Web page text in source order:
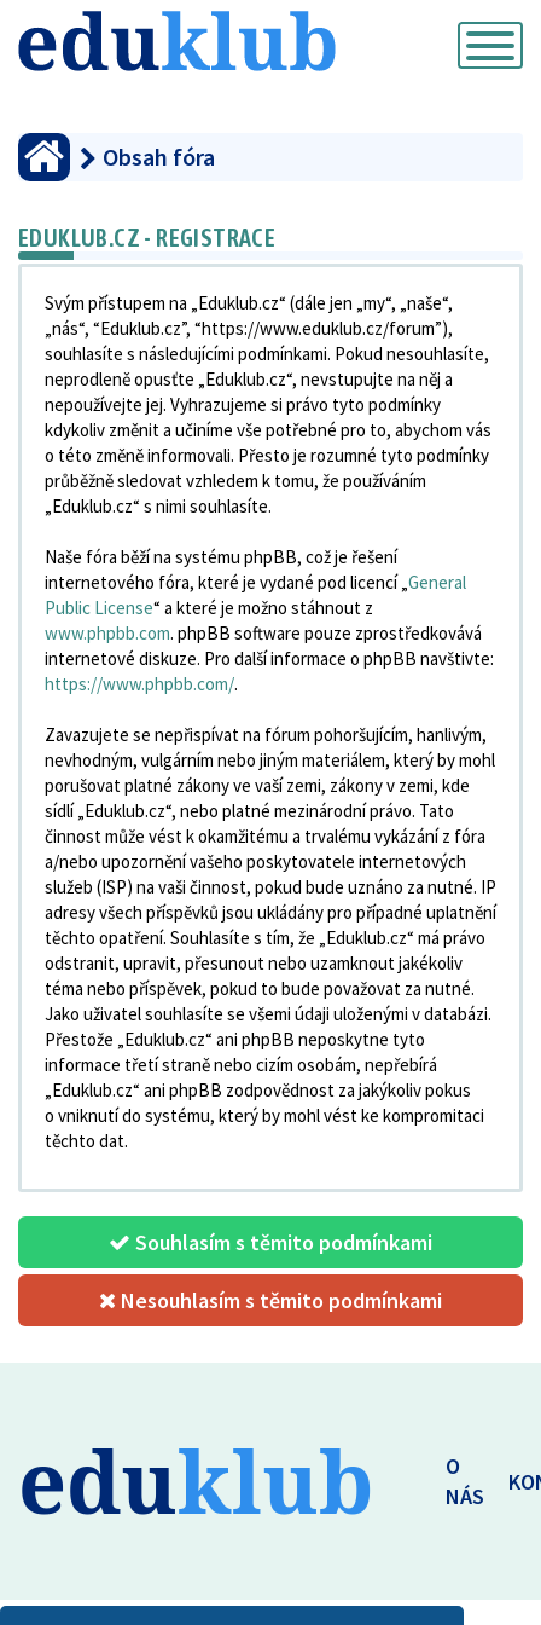
Přepnout
navigaci
Obsah fóra
EDUKLUB.CZ - REGISTRACE
Svým přístupem na „Eduklub.cz“ (dále jen „my“, „naše“,
„nás“, “Eduklub.cz”, “https://www.eduklub.cz/forum”),
souhlasíte s následujícími podmínkami. Pokud nesouhlasíte,
neprodleně opusťte „Eduklub.cz“, nevstupujte na něj a
nepoužívejte jej. Vyhrazujeme si právo tyto podmínky
kdykoliv změnit a učiníme vše potřebné pro to, abychom vás
o této změně informovali. Přesto je rozumné tyto podmínky
průběžně sledovat vzhledem k tomu, že používáním
„Eduklub.cz“ s nimi souhlasíte.
Naše fóra běží na systému phpBB, což je řešení
internetového fóra, které je vydané pod licencí „General
Public License“ a které je možno stáhnout z
www.phpbb.com. phpBB software pouze zprostředkovává
internetové diskuze. Pro další informace o phpBB navštivte:
https://www.phpbb.com/.
Zavazujete se nepřispívat na fórum pohoršujícím, hanlivým,
nevhodným, vulgárním nebo jiným materiálem, který by mohl
porušovat platné zákony ve vaší zemi, zákony v zemi, kde
sídlí „Eduklub.cz“, nebo platné mezinárodní právo. Tato
činnost může vést k okamžitému a trvalému vykázání z fóra
a/nebo upozornění vašeho poskytovatele internetových
služeb (ISP) na vaši činnost, pokud bude uznáno za nutné. IP
adresy všech příspěvků jsou ukládány pro případné uplatnění
těchto opatření. Souhlasíte s tím, že „Eduklub.cz“ má právo
odstranit, upravit, přesunout nebo uzamknout jakékoliv
téma nebo příspěvek, pokud to bude považovat za nutné.
Jako uživatel souhlasíte se všemi údaji uloženými v databázi.
Přestože „Eduklub.cz“ ani phpBB neposkytne tyto
informace třetí straně nebo cizím osobám, nepřebírá
„Eduklub.cz“ ani phpBB zodpovědnost za jakýkoliv pokus
o vniknutí do systému, který by mohl vést ke kompromitaci
těchto dat.
Souhlasím s těmito podmínkami
Nesouhlasím s těmito podmínkami
eduklub
O
NÁS